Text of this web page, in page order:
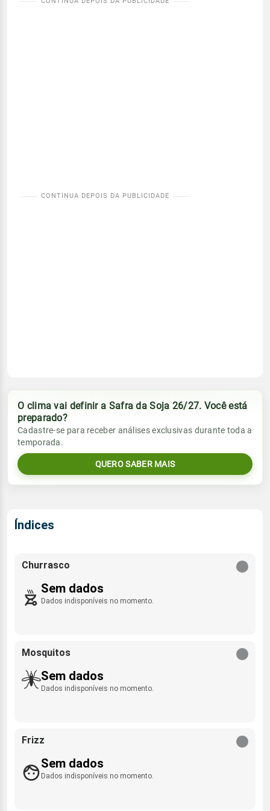
O clima vai definir a Safra da Soja 26/27. Você está
preparado?
Cadastre-se para receber análises exclusivas durante toda a
temporada.
QUERO SABER MAIS
Índices
Churrasco
Sem dados
Dados indisponíveis no momento.
Mosquitos
Sem dados
Dados indisponíveis no momento.
Frizz
Sem dados
Dados indisponíveis no momento.